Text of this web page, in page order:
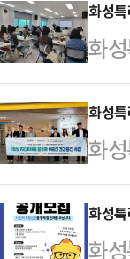
일
가
시
하
월
제…
화성
화
성
14
지
되
봄
화성
화
비
관
화성
화